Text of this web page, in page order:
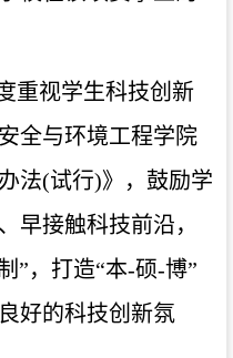
重视学生科技创新
全与环境工程学院
法(试行)》，鼓励学
早接触科技前沿，
”，打造“本-硕-博”
好的科技创新氛